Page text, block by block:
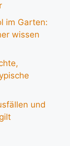
im Garten:
wissen
und